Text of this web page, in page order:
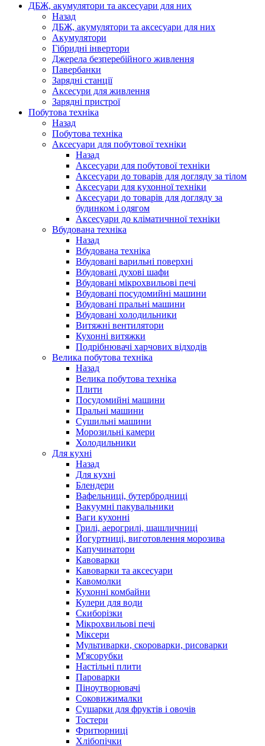
ДБЖ, акумулятори та аксесуари для них
Назад
ДБЖ, акумулятори та аксесуари для них
Акумулятори
Гібридні інвертори
Джерела безперебійного живлення
Павербанки
Зарядні станції
Аксесури для живлення
Зарядні пристрої
Побутова техніка
Назад
Побутова техніка
Аксесуари для побутової техніки
Назад
Аксесуари для побутової техніки
Аксесуари до товарів для догляду за тілом
Аксесуари для кухонної техніки
Аксесуари до товарів для догляду за
будинком і одягом
Аксесуари до кліматичнної техніки
Вбудована техніка
Назад
Вбудована техніка
Вбудовані варильні поверхні
Вбудовані духові шафи
Вбудовані мікрохвильові печі
Вбудовані посудомийні машини
Вбудовані пральні машини
Вбудовані холодильники
Витяжні вентилятори
Кухонні витяжки
Подрібнювачі харчових відходів
Велика побутова техніка
Назад
Велика побутова техніка
Плити
Посудомийні машини
Пральні машини
Сушильні машини
Морозильні камери
Холодильники
Для кухні
Назад
Для кухні
Блендери
Вафельниці, бутербродниці
Вакуумні пакувальники
Ваги кухонні
Грилі, аерогрилі, шашличниці
Йогуртниці, виготовлення морозива
Капучинатори
Кавоварки
Кавоварки та аксесуари
Кавомолки
Кухонні комбайни
Кулери для води
Скиборізки
Мікрохвильові печі
Міксери
Мультиварки, скороварки, рисоварки
М'ясорубки
Настільні плити
Пароварки
Піноутворювачі
Соковижималки
Сушарки для фруктів і овочів
Тостери
Фритюрниці
Хлібопічки